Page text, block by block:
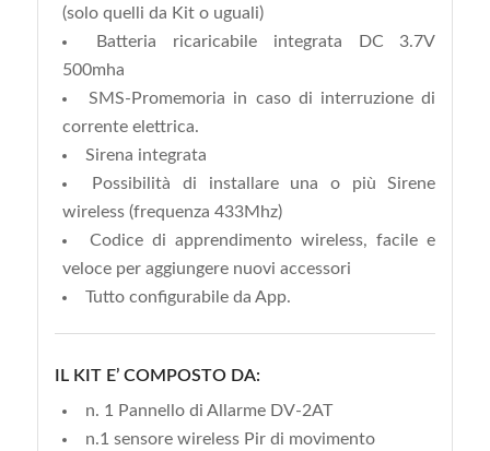
(solo quelli da Kit o uguali)
Batteria ricaricabile integrata DC 3.7V
500mha
SMS-Promemoria in caso di interruzione di
corrente elettrica.
Sirena integrata
Possibilità di installare una o più Sirene
wireless (frequenza 433Mhz)
Codice di apprendimento wireless, facile e
veloce per aggiungere nuovi accessori
Tutto configurabile da App.
IL KIT E’ COMPOSTO DA:
n. 1 Pannello di Allarme DV-2AT
n.1 sensore wireless Pir di movimento